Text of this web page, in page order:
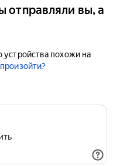
отправляли вы, а
устройства похожи на